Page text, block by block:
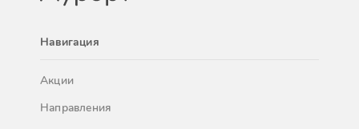
Навигация
Акции
Направления